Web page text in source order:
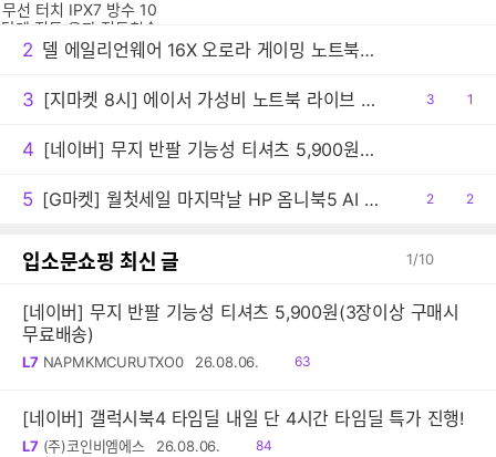
2 델 에일리언웨어 16X 오로라 게이밍 노트북 신규출시 기념 포토 리뷰 이벤트 진행
3 [지마켓 8시] 에이서 가성비 노트북 라이브 혜택 정리 (아스파이어 / 스위프트)
공
3
댓1
4 [네이버] 무지 반팔 기능성 티셔츠 5,900원(3장이상 구매시 무료배송)
5 [G마켓] 월첫세일 마지막날 HP 옴니북5 AI 노트북 16-af1087TU 최종 149만원대!
공
2
댓
2
입소문쇼핑 최신 글 1/10
[네이버] 무지 반팔 기능성 티셔츠 5,900원(3장이상 구매시
무료배송)
L7 NAPMKMCURUTXO0 26.08.06.
읽
63
[네이버] 갤럭시북4 타임딜 내일 단 4시간 타임딜 특가 진행!
L7 (주)코인비엠에스 26.08.06.
읽
84